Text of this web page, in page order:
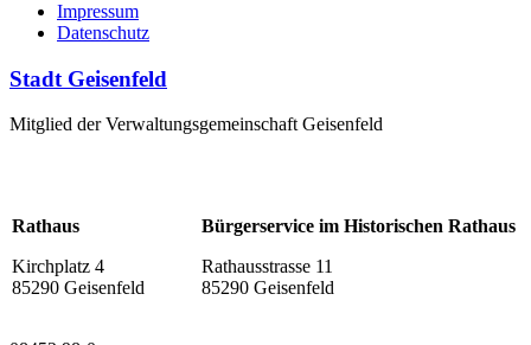
Impressum
Datenschutz
Stadt Geisenfeld
Mitglied der Verwaltungsgemeinschaft Geisenfeld
Rathaus
Kirchplatz 4
85290 Geisenfeld
Bürgerservice im Historischen Rathaus
Rathausstrasse 11
85290 Geisenfeld